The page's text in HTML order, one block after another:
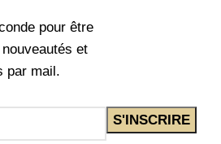
pour être
et
par mail.